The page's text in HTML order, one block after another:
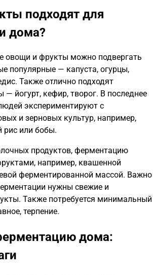
подходят для
дома?
овощи и фрукты можно подвергать
популярные — капуста, огурцы,
Также отлично подходят
йогурт, кефир, творог. В последнее
экспериментируют с
и зерновых культур, например,
рис или бобы.
продуктов, ферментацию
например, квашенной
ферментированной массой. Важно
нужны свежие и
Также потребуется минимальный
терпение.
дома: